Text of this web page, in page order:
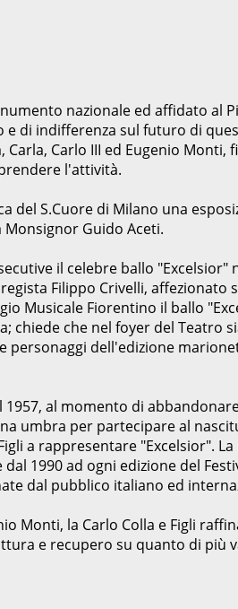
nazionale ed affidato al
e di indifferenza sul futuro di
Carlo III ed Eugenio Monti,
l'attività.
del S.Cuore di Milano una
Guido Aceti.
il celebre ballo "Excelsior"
Filippo Crivelli, affezionato
Musicale Fiorentino il ballo
chiede che nel foyer del Teatro
personaggi dell'edizione
1957, al momento di
umbra per partecipare al
a rappresentare "Excelsior". La
1990 ad ogni edizione del
dal pubblico italiano ed
Monti, la Carlo Colla e Figli
e recupero su quanto di più